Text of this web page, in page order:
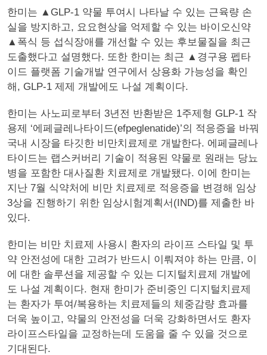
한미는 ▲GLP-1 약물 투여시 나타날 수 있는 근육량 손
실을 방지하고, 요요현상을 억제할 수 있는 바이오신약
▲폭식 등 섭식장애를 개선할 수 있는 후보물질을 최근
도출했다고 설명했다. 또한 한미는 최근 ▲경구용 펩타
이드 플랫폼 기술개발 연구에서 상용화 가능성을 확인
해, GLP-1 제제 개발에도 나설 계획이다.
한미는 사노피로부터 3년전 반환받은 1주제형 GLP-1 작
용제 ‘에페글레나타이드(efpeglenatide)’의 적응증을 바꿔
국내 시장을 타깃한 비만치료제로 개발한다. 에페글레나
타이드는 랩스커버리 기술이 적용된 약물로 원래는 당뇨
병을 포함한 대사질환 치료제로 개발됐다. 이에 한미는
지난 7월 식약처에 비만 치료제로 적응증을 변경해 임상
3상을 진행하기 위한 임상시험계획서(IND)를 제출한 바
있다.
한미는 비만 치료제 사용시 환자의 라이프 스타일 및 투
약 안전성에 대한 고려가 반드시 이뤄져야 하는 만큼, 이
에 대한 솔루션을 제공할 수 있는 디지털치료제 개발에
도 나설 계획이다. 현재 한미가 준비중인 디지털치료제
는 환자가 투여/복용하는 치료제들의 체중감량 효과를
더욱 높이고, 약물의 안전성을 더욱 강화하면서도 환자
라이프스타일을 교정하는데 도움을 줄 수 있을 것으로
기대된다.